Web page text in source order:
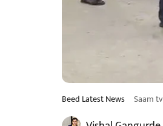
Beed Latest News Saam tv